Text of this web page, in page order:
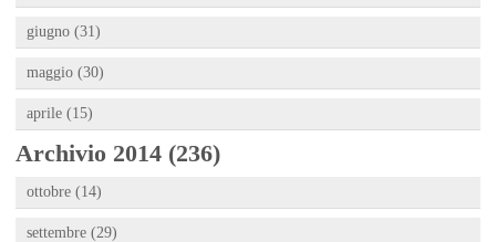
giugno (31)
maggio (30)
aprile (15)
Archivio 2014 (236)
ottobre (14)
settembre (29)